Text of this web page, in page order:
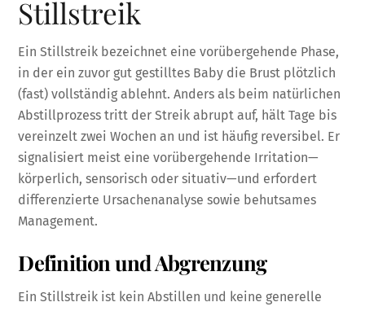
Stillstreik
Ein Stillstreik bezeichnet eine vorübergehende Phase,
in der ein zuvor gut gestilltes Baby die Brust plötzlich
(fast) vollständig ablehnt. Anders als beim natürlichen
Abstillprozess tritt der Streik abrupt auf, hält Tage bis
vereinzelt zwei Wochen an und ist häufig reversibel. Er
signalisiert meist eine vorübergehende Irritation—
körperlich, sensorisch oder situativ—und erfordert
differenzierte Ursachenanalyse sowie behutsames
Management.
Definition und Abgrenzung
Ein Stillstreik ist kein Abstillen und keine generelle